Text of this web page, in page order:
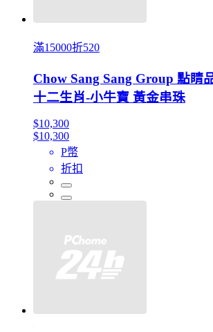
滿15000折520
Chow Sang Sang Group 點睛
十二生肖-小牛寶 黃金串珠
$10,300
$10,300
P幣
折扣